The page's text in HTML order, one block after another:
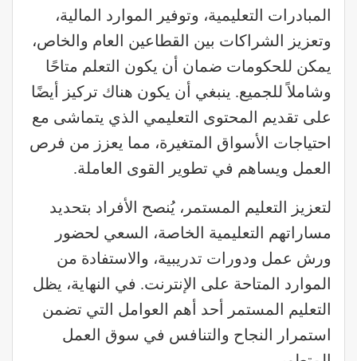
المبادرات التعليمية، وتوفير الموارد المالية،
وتعزيز الشراكات بين القطاعين العام والخاص،
يمكن للحكومات ضمان أن يكون التعلم متاحًا
وشاملاً للجميع. ينبغي أن يكون هناك تركيز أيضًا
على تقديم المحتوى التعليمي الذي يتماشى مع
احتياجات الأسواق المتغيرة، مما يعزز من فرص
العمل ويساهم في تطوير القوى العاملة.
لتعزيز التعليم المستمر، يُنصح الأفراد بتحديد
مساراتهم التعليمية الخاصة، السعي لحضور
ورش عمل ودورات تدريبية، والاستفادة من
الموارد المتاحة على الإنترنت. في النهاية، يظل
التعليم المستمر أحد أهم العوامل التي تضمن
استمرار النجاح والتنافس في سوق العمل